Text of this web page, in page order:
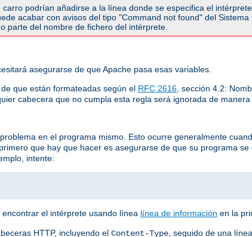
podrían añadirse a la línea donde se especifica el
acabar con avisos del tipo "Command not found" del
parte del nombre de fichero del intérprete.
asegurarse de que Apache pasa esas variables.
que están formateadas según el RFC 2616 , sección 4.2:
cabecera que no cumpla esta regla será ignorada de manera
en el programa mismo. Esto ocurre generalmente
que hay que hacer es asegurarse de que su programa
intente:
encontrar el intérprete usando línea línea de información en la
HTTP, incluyendo el Content-Type , seguido de una